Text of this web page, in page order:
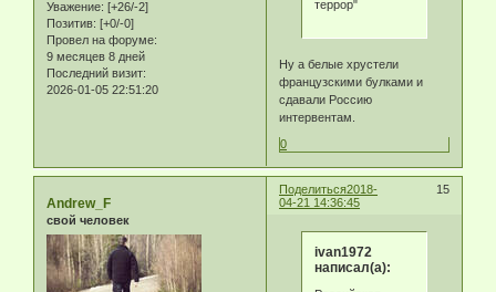
Уважение: [+26/-2]
Позитив: [+0/-0]
Провел на форуме:
9 месяцев 8 дней
Последний визит:
2026-01-05 22:51:20
террор"
Ну а белые хрустели
французскими булками и
сдавали Россию
интервентам.
0
Поделиться 15
2018-
04-21 14:36:45
Andrew_F
свой человек
ivan1972
написал(а):